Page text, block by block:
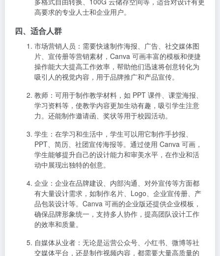
教师：可用于制作教学材料，如 PPT 课件、课堂海报、
学习资料等，使教学内容更加生动有趣，吸引学生注意
力。还能制作邀请函、奖状等用于校园活动。
学生：在学习和生活中，学生可以用它制作手抄报、
PPT、简历、社团宣传海报等。通过使用 Canva 可画，
学生能够提升自己的设计能力和审美水平，在作业和活
动中展现出独特的创意。
企业 ：企业在品牌建设、内部沟通、对外宣传等方面都
有大量设计需求，如制作名片、Logo、企业宣传册、产
品包装设计等。Canva 可画的企业版还提供企业模板，
的效率和质量。
自媒体从业者：无论是运营公众号、小红书、微博等社
交媒体平台，还是制作视频内容，都需要大量高质量的
出符合平台风格和受众喜好的视觉内容，提升账号的吸
引力和影响力。
个人用户：日常生活中，个人用户可以用它制作邀请
函、贺卡、手机壁纸、照片拼图等，为生活增添创意和
为自己的旅行照片制作独特的拼图。